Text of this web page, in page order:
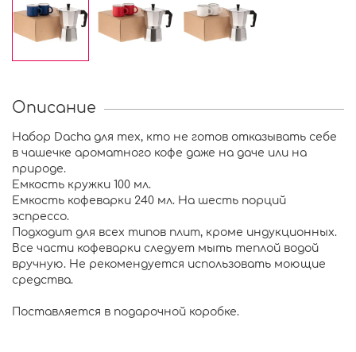
Описание
Набор Dacha для тех, кто не готов отказывать себе
в чашечке ароматного кофе даже на даче или на
природе.
Емкость кружки 100 мл.
Емкость кофеварки 240 мл. На шесть порций
эспрессо.
Подходит для всех типов плит, кроме индукционных.
Все части кофеварки следует мыть теплой водой
вручную. Не рекомендуется использовать моющие
средства.
Поставляется в подарочной коробке.